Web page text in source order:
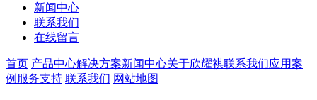
新闻中心
联系我们
在线留言
首页 产品中心解决方案新闻中心关于欣耀祺联系我们应用案
例 服务支持 联系我们 网站地图